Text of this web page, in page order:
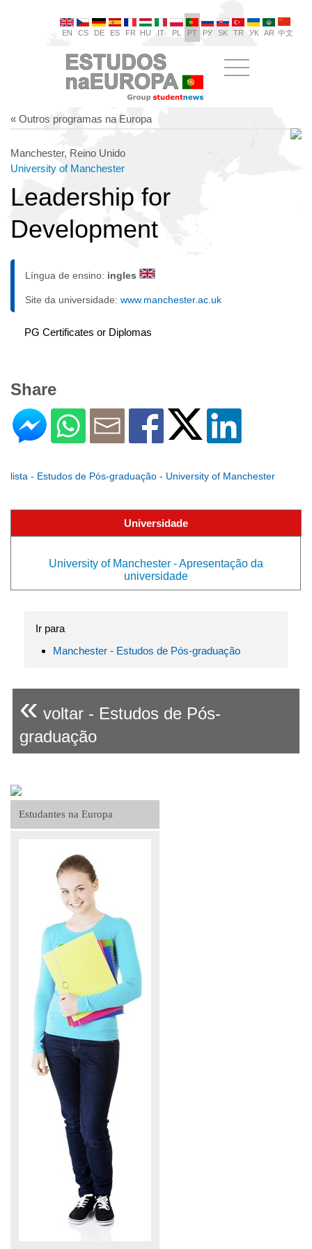
EN CS DE ES FR HU IT PL PT РУ SK TR УК AR 中文
Estudantes na Europa
« Outros programas na Europa
Manchester, Reino Unido
University of Manchester
Leadership for
Development
Língua de ensino: ingles
Site da universidade: www.manchester.ac.uk
PG Certificates or Diplomas
Share
lista - Estudos de Pós-graduação - University of Manchester
Universidade
University of Manchester - Apresentação da
universidade
Ir para
Manchester - Estudos de Pós-graduação
« voltar - Estudos de Pós-
graduação